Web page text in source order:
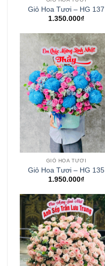
Giỏ Hoa Tươi – HG 137
1.350.000₫
GIỎ HOA TƯƠI
Giỏ Hoa Tươi – HG 135
1.950.000₫